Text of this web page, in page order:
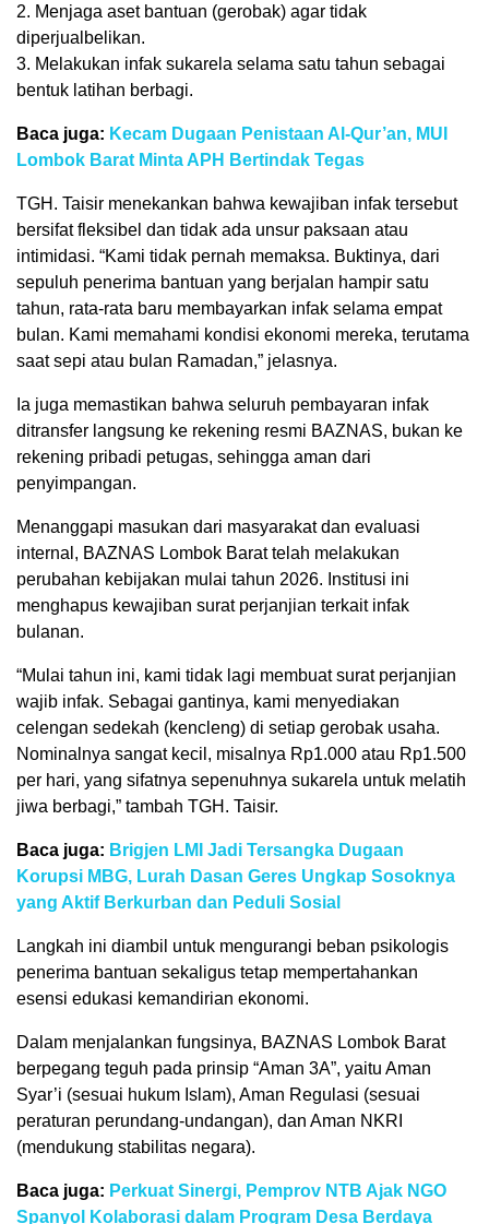
2. Menjaga aset bantuan (gerobak) agar tidak
diperjualbelikan.
3. Melakukan infak sukarela selama satu tahun sebagai
bentuk latihan berbagi.
Baca juga: Kecam Dugaan Penistaan Al-Qur’an, MUI
Lombok Barat Minta APH Bertindak Tegas
TGH. Taisir menekankan bahwa kewajiban infak tersebut
bersifat fleksibel dan tidak ada unsur paksaan atau
intimidasi. “Kami tidak pernah memaksa. Buktinya, dari
sepuluh penerima bantuan yang berjalan hampir satu
tahun, rata-rata baru membayarkan infak selama empat
bulan. Kami memahami kondisi ekonomi mereka, terutama
saat sepi atau bulan Ramadan,” jelasnya.
Ia juga memastikan bahwa seluruh pembayaran infak
ditransfer langsung ke rekening resmi BAZNAS, bukan ke
rekening pribadi petugas, sehingga aman dari
penyimpangan.
Menanggapi masukan dari masyarakat dan evaluasi
internal, BAZNAS Lombok Barat telah melakukan
perubahan kebijakan mulai tahun 2026. Institusi ini
menghapus kewajiban surat perjanjian terkait infak
bulanan.
“Mulai tahun ini, kami tidak lagi membuat surat perjanjian
wajib infak. Sebagai gantinya, kami menyediakan
celengan sedekah (kencleng) di setiap gerobak usaha.
Nominalnya sangat kecil, misalnya Rp1.000 atau Rp1.500
per hari, yang sifatnya sepenuhnya sukarela untuk melatih
jiwa berbagi,” tambah TGH. Taisir.
Baca juga: Brigjen LMI Jadi Tersangka Dugaan
Korupsi MBG, Lurah Dasan Geres Ungkap Sosoknya
yang Aktif Berkurban dan Peduli Sosial
Langkah ini diambil untuk mengurangi beban psikologis
penerima bantuan sekaligus tetap mempertahankan
esensi edukasi kemandirian ekonomi.
Dalam menjalankan fungsinya, BAZNAS Lombok Barat
berpegang teguh pada prinsip “Aman 3A”, yaitu Aman
Syar’i (sesuai hukum Islam), Aman Regulasi (sesuai
peraturan perundang-undangan), dan Aman NKRI
(mendukung stabilitas negara).
Baca juga: Perkuat Sinergi, Pemprov NTB Ajak NGO
Spanyol Kolaborasi dalam Program Desa Berdaya